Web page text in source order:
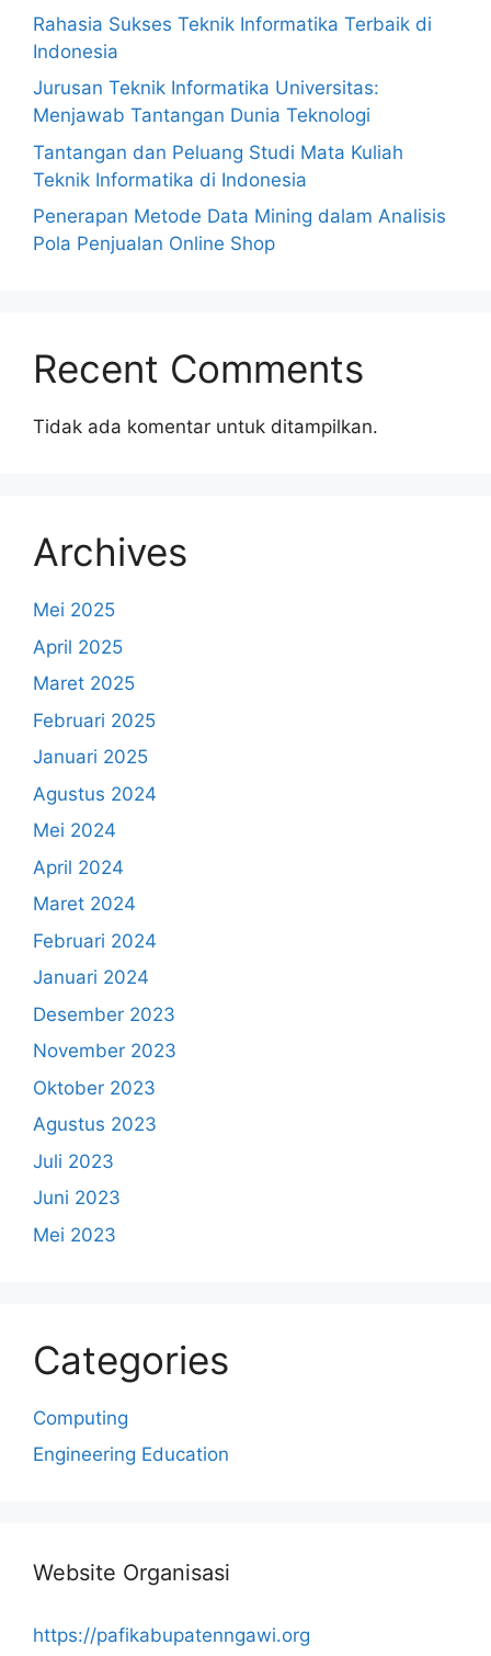
Rahasia Sukses Teknik Informatika Terbaik di
Indonesia
Jurusan Teknik Informatika Universitas:
Menjawab Tantangan Dunia Teknologi
Tantangan dan Peluang Studi Mata Kuliah
Teknik Informatika di Indonesia
Penerapan Metode Data Mining dalam Analisis
Pola Penjualan Online Shop
Recent Comments
Tidak ada komentar untuk ditampilkan.
Archives
Mei 2025
April 2025
Maret 2025
Februari 2025
Januari 2025
Agustus 2024
Mei 2024
April 2024
Maret 2024
Februari 2024
Januari 2024
Desember 2023
November 2023
Oktober 2023
Agustus 2023
Juli 2023
Juni 2023
Mei 2023
Categories
Computing
Engineering Education
Website Organisasi
https://pafikabupatenngawi.org